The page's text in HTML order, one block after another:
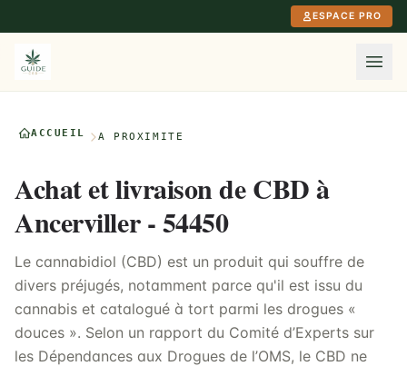
ESPACE PRO
ACCUEIL À PROXIMITÉ
Achat et livraison de CBD à
Ancerviller - 54450
Le cannabidiol (CBD) est un produit qui souffre de
divers préjugés, notamment parce qu'il est issu du
cannabis et catalogué à tort parmi les drogues «
douces ». Selon un rapport du Comité d’Experts sur
les Dépendances aux Drogues de l’OMS, le CBD ne